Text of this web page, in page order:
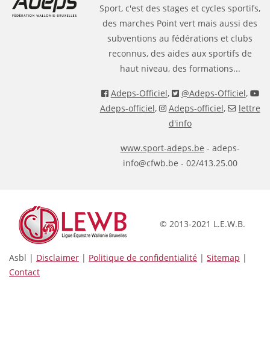
Sport, c'est des stages et cycles sportifs,
des marches Point vert mais aussi des
subventions au fédérations et clubs
reconnus, des aides aux sportifs de
haut niveau, des formations...
Adeps-Officiel, @Adeps-Officiel,
Adeps-officiel, Adeps-officiel,
lettre
d'info
www.sport-adeps.be - adeps-
info@cfwb.be - 02/413.25.00
© 2013-2021 L.E.W.B.
Asbl | Disclaimer | Politique de confidentialité | Sitemap |
Contact